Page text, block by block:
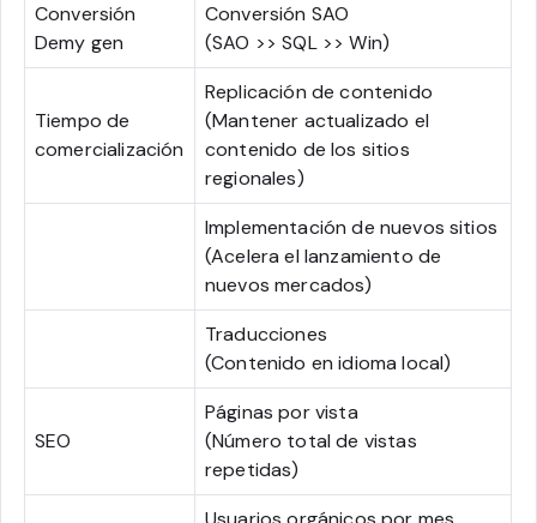
Conversión
Demy gen
Conversión SAO
(SAO >> SQL >> Win)
Tiempo de
comercialización
Replicación de contenido
(Mantener actualizado el
contenido de los sitios
regionales)
Implementación de nuevos sitios
(Acelera el lanzamiento de
nuevos mercados)
Traducciones
(Contenido en idioma local)
SEO
Páginas por vista
(Número total de vistas
repetidas)